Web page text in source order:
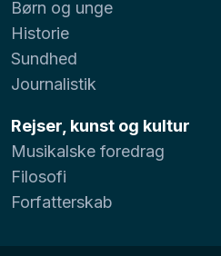
Børn og unge
Historie
Sundhed
Journalistik
Rejser, kunst og kultur
Musikalske foredrag
Filosofi
Forfatterskab